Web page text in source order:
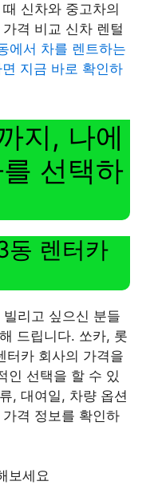
신차와 중고차의
격 비교 신차 렌털
에서 차를 렌트하는
지금 바로 확인하
지, 나에
선택하
동 렌터카
리고 싶으신 분들
드립니다. 쏘카, 롯
터카 회사의 가격을
인 선택을 할 수 있
, 대여일, 차량 옵션
격 정보를 확인하
보세요